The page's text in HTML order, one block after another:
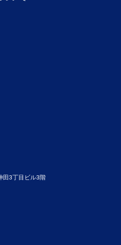
田3丁目ビル3階